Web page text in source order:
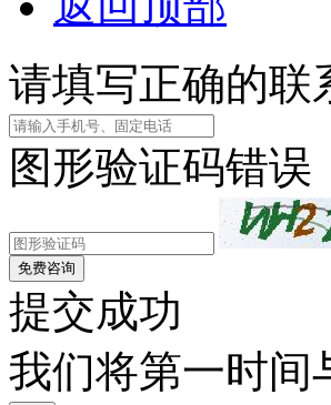
请填写正确的联
图形验证码错误
免费咨询
提交成功
我们将第一时间